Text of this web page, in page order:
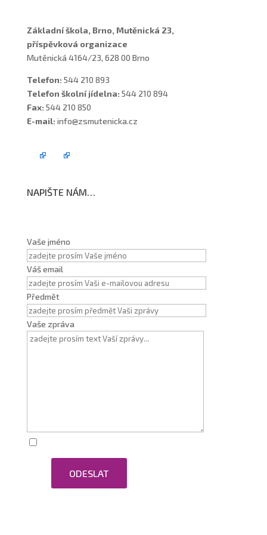
Základní škola, Brno, Mutěnická 23,
příspěvková organizace
Mutěnická 4164/23, 628 00 Brno
Telefon: 544 210 893
Telefon školní jídelna: 544 210 894
Fax: 544 210 850
E-mail: info@zsmutenicka.cz
NAPIŠTE NÁM…
Vaše jméno
Váš email
Předmět
Vaše zpráva
ODESLAT